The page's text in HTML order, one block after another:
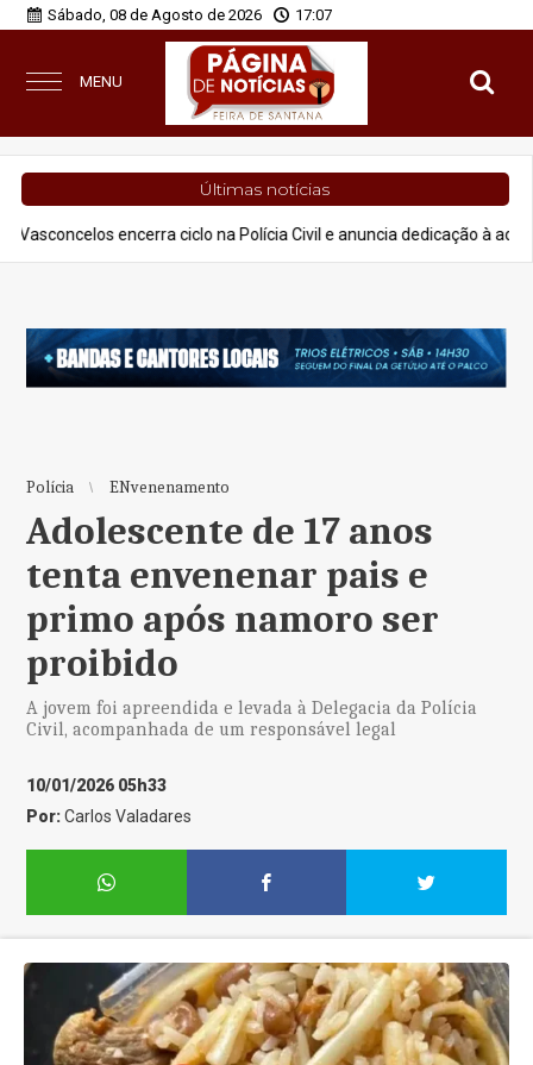
Sábado, 08 de Agosto de 2026 17:07
MENU
Últimas notícias
encerra ciclo na Polícia Civil e anuncia dedicação à advocacia e
Polícia ENvenenamento
Adolescente de 17 anos
tenta envenenar pais e
primo após namoro ser
proibido
A jovem foi apreendida e levada à Delegacia da Polícia
Civil, acompanhada de um responsável legal
10/01/2026 05h33
Por:Carlos Valadares